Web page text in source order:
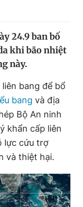
biết
quảng cáo
24.9 ban bố
khi bão nhiệt
này.
bang để bổ
bang và địa
Bộ An ninh
khẩn cấp liên
lực cứu trợ
và thiệt hại.